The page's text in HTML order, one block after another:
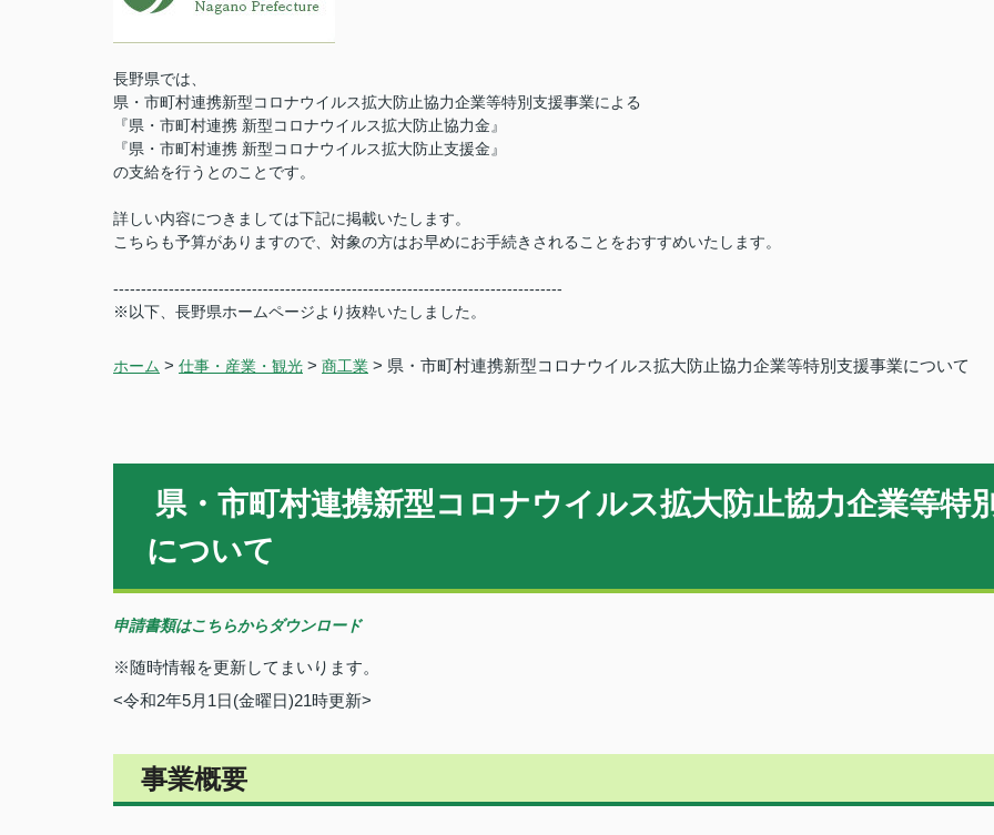
長野県では、
県・市町村連携新型コロナウイルス拡大防止協力企業等特別支援事業による
『県・市町村連携 新型コロナウイルス拡大防止協力金』
『県・市町村連携 新型コロナウイルス拡大防止支援金』
の支給を行うとのことです。
詳しい内容につきましては下記に掲載いたします。
こちらも予算がありますので、対象の方はお早めにお手続きされることをおすすめいたします。
---------------------------------------------------------------------------------
※以下、長野県ホームページより抜粋いたしました。
ホーム > 仕事・産業・観光 > 商工業 > 県・市町村連携新型コロナウイルス拡大防止協力企業等特別支援事業について
県・市町村連携新型コロナウイルス拡大防止協力企業等特
について
申請書類はこちらからダウンロード
※随時情報を更新してまいります。
<令和2年5月1日(金曜日)21時更新>
事業概要